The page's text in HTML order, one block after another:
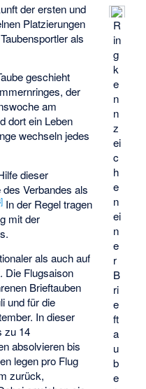
R
in
g
k
e
n
n
z
ei
c
h
e
n
ei
n
e
r
B
ri
e
ft
a
u
b
e
der ersten und
Platzierungen
als
geschieht
der
am
dort ein Leben
wechseln jedes
dieser
Verbandes als
] In der Regel tragen
mit der
als auch auf
Die Flugsaison
Brieftauben
und für die
In dieser
zu 14
absolvieren bis
legen pro Flug
zurück,